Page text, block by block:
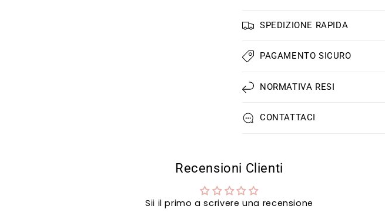
SPEDIZIONE RAPIDA
PAGAMENTO SICURO
NORMATIVA RESI
CONTATTACI
Recensioni Clienti
Sii il primo a scrivere una recensione